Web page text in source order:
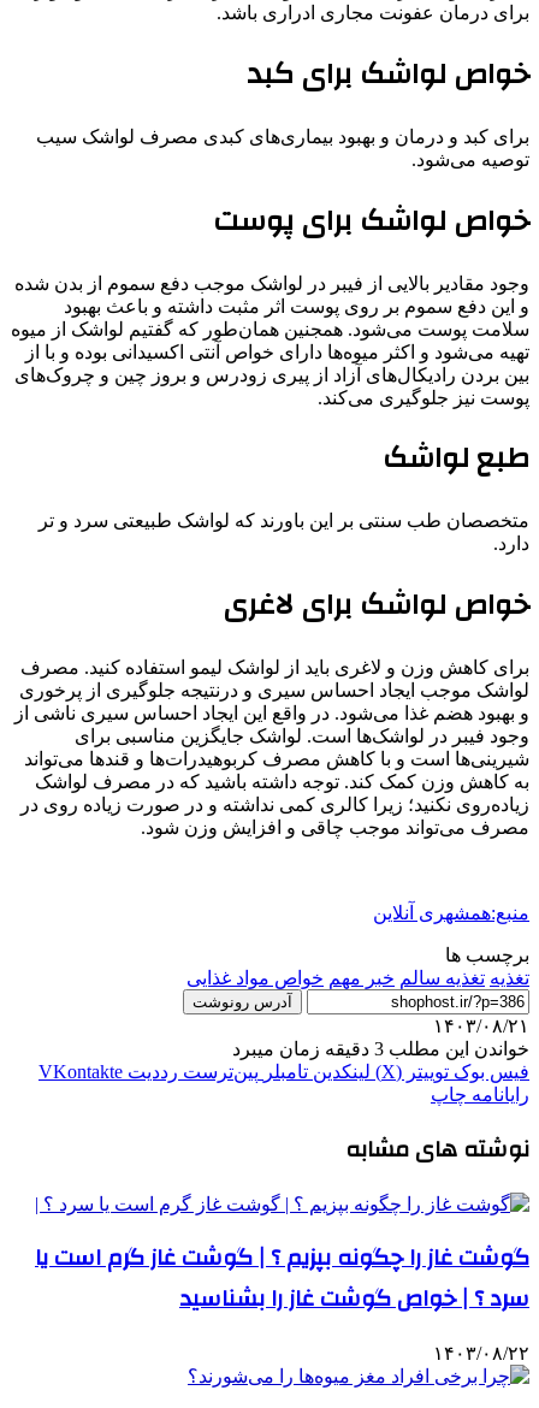
برای درمان عفونت مجاری ادراری باشد.
خواص لواشک برای کبد
برای کبد و درمان و بهبود بیماری‌های کبدی مصرف لواشک سیب
توصیه می‌شود.
خواص لواشک برای پوست
وجود مقادیر بالایی از فیبر در لواشک موجب دفع سموم از بدن شده
و این دفع سموم بر روی پوست اثر مثبت داشته و باعث بهبود
سلامت پوست می‌شود. همجنین همان‌طور که گفتیم لواشک از میوه‌
تهیه می‌شود و اکثر میوه‌ها دارای خواص آنتی اکسیدانی بوده و با از
بین بردن رادیکال‌های آزاد از پیری زودرس و بروز چین و چروک‌های
پوست نیز جلوگیری می‌کند.
طبع لواشک
متخصصان طب سنتی بر این باورند که لواشک طبیعتی سرد و تر
دارد.
خواص لواشک برای لاغری
برای کاهش وزن و لاغری باید از لواشک لیمو استفاده کنید. مصرف
لواشک موجب ایجاد احساس سیری و درنتیجه جلوگیری از پرخوری
و بهبود هضم غذا می‌شود. در واقع این ایجاد احساس سیری ناشی از
وجود فیبر در لواشک‌ها است. لواشک جایگزین مناسبی برای
شیرینی‌ها است و با کاهش مصرف کربوهیدرات‌ها و قندها می‌تواند
به کاهش وزن کمک کند. توجه داشته باشید که در مصرف لواشک
زیاده‌روی نکنید؛ زیرا کالری کمی نداشته و در صورت زیاده روی در
مصرف می‌تواند موجب چاقی و افزایش وزن شود.
منبع:همشهری آنلاین
برچسب ها
تغذیه تغذیه سالم خبر مهم خواص مواد غذایی
آدرس رونوشت
۱۴۰۳/۰۸/۲۱
خواندن این مطلب 3 دقیقه زمان میبرد
فیس بوک توییتر (X) لینکدین ‫تامبلر ‫پین‌ترست ‫رددیت ‫VKontakte
رایانامه چاپ
نوشته های مشابه
گوشت غاز را چگونه بپزیم ؟ | گوشت غاز گرم است یا
سرد ؟ | خواص گوشت غاز را بشناسید
۱۴۰۳/۰۸/۲۲